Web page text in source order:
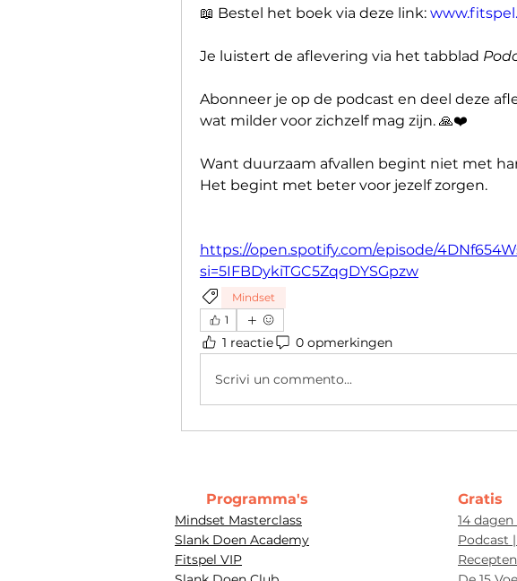
📖 Bestel het boek via deze link:
Je luistert de aflevering via het tabblad
Abonneer je op de podcast en deel deze
wat milder voor zichzelf mag zijn. 🙏❤️
Want duurzaam afvallen begint niet met
Het begint met beter voor jezelf zorgen.
https://open.spotify.com/episode/
si=5IFBDykiTGC5ZqgDYSGpzw
Mindset
1
1 reactie 0 opmerkingen
Scrivi un commento...
Gratis
14
Podcast
Programma's
Mindset Masterclass
Slank Doen Academy
Fitspel VIP